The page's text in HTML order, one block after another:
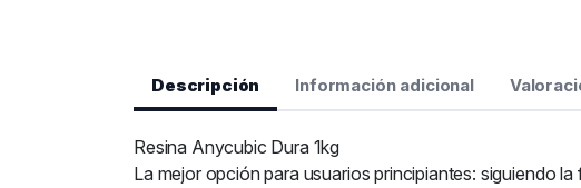
Descripción Información adicional
Resina Anycubic Dura 1kg
La mejor opción para usuarios principiantes: siguiendo